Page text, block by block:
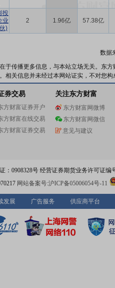
投
业
)
2 1.96亿 57.38亿
数据
于传播更多信息，与本站立场无关。东
相关信息并未经过本网站证实，不对您
券交易
方财富证券开户
方财富在线交易
方财富证券交易
关注东方财富
东方财富网微博
东方财富网微信
意见与建议
：0908328号 经营证券期货业务许可证编
网站备案号:沪ICP备05006054号-11
发展 广告服务 供应商平台